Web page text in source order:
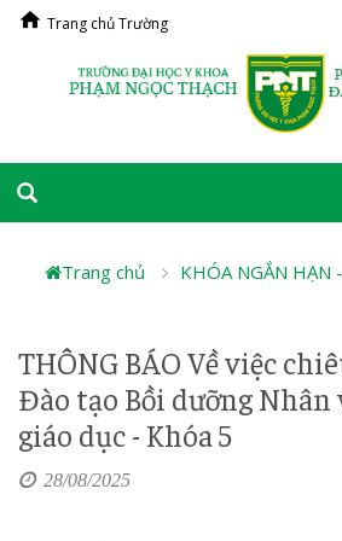
Trang chủ Trường
Trang chủ KHÓA NGẮN
THÔNG BÁO Về việc
Đào tạo Bồi dưỡng Nhân
giáo dục - Khóa 5
28/08/2025